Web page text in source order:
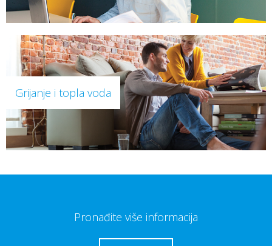
Grijanje i topla voda
Pronađite više informacija